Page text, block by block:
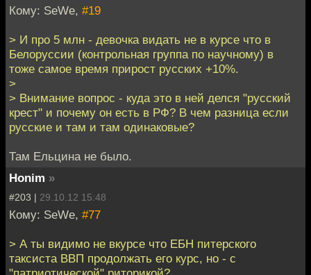
Кому: SeWe, #19
> И про 5 млн - девочка видать не в курсе что в
Белоруссии (контрольная группа по научному) в
тоже самое время прирост русских +10%.
>
> Внимание вопрос - куда это в ней делся "русский
крест" и почему он есть в РФ? В чем разница если
русские и там и там одинаковые?
Там Ельцина не было.
Honim »
#203 | 29.10.12 15:48
Кому: SeWe, #77
> А ты видимо не вкурсе что ЕБН питерского
таксиста ВВП продолжать его курс, но - с